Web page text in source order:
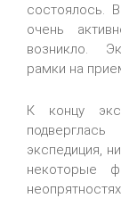
состоялось.
очень
возникло.
рамки на
К концу
экспедиция,
некоторые